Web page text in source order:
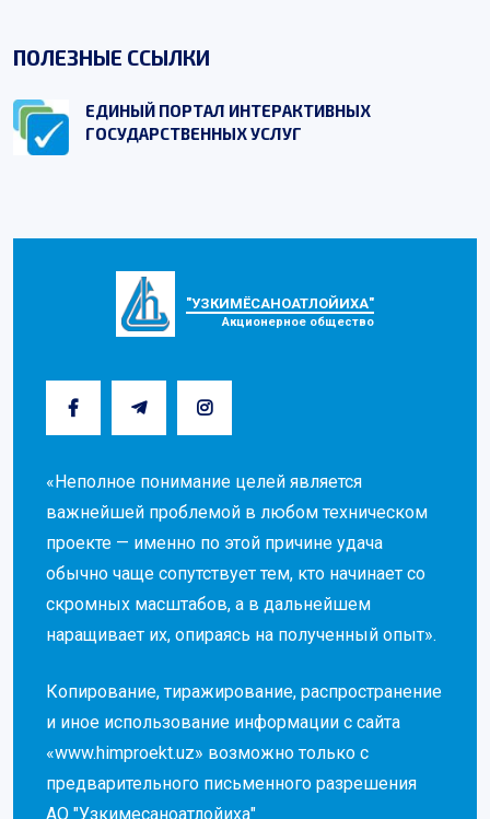
ПОЛЕЗНЫЕ ССЫЛКИ
ЕДИНЫЙ ПОРТАЛ ИНТЕРАКТИВНЫХ
ГОСУДАРСТВЕННЫХ УСЛУГ
"УЗКИМЁСАНОАТЛОЙИХА"
Акционерное общество
«Неполное понимание целей является
важнейшей проблемой в любом техническом
проекте — именно по этой причине удача
обычно чаще сопутствует тем, кто начинает со
скромных масштабов, а в дальнейшем
наращивает их, опираясь на полученный опыт».
Копирование, тиражирование, распространение
и иное использование информации с сайта
«www.himproekt.uz» возможно только с
предварительного письменного разрешения
АО "Узкимесаноатлойиха"